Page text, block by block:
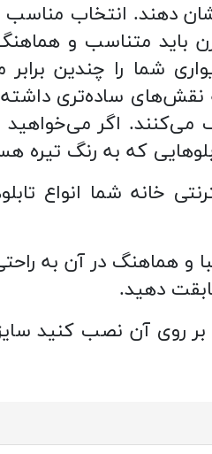
نشان دهند. انتخاب
باید متناسب و
شما را چندین
ساده‌تری داشته
اگر می‌خواهید
که به رنگ تیره
خانه شما انواع
و هماهنگ در آن به
دهید.
بر روی آن نصب کنید